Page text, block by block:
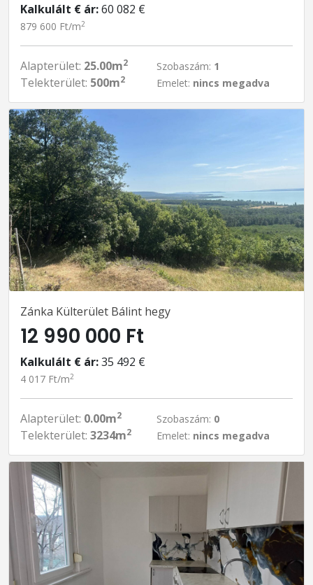
Kalkulált € ár:60 082 €
879 600 Ft/m2
Alapterület: 25.00m2
Telekterület: 500m2
Szobaszám: 1
Emelet: nincs megadva
Zánka Külterület Bálint hegy
12 990 000 Ft
Kalkulált € ár:35 492 €
4 017 Ft/m2
Alapterület: 0.00m2
Telekterület: 3234m2
Szobaszám: 0
Emelet: nincs megadva